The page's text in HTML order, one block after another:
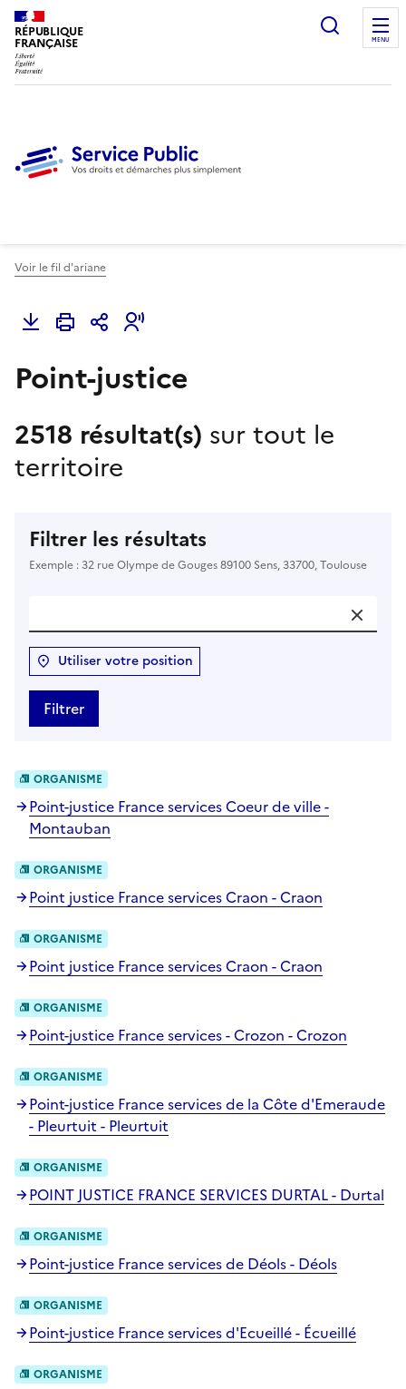
RÉPUBLIQUE
FRANÇAISE
Ouvrir
MENU
Voir le fil d'ariane
Point-justice
2518 résultat(s) sur tout le
territoire
Filtrer les résultats
Exemple : 32 rue Olympe de Gouges 89100 Sens, 33700, Toulouse
Utiliser votre position
Filtrer
ORGANISME
Point-justice France services Coeur de ville -
Montauban
ORGANISME
Point justice France services Craon - Craon
ORGANISME
Point justice France services Craon - Craon
ORGANISME
Point-justice France services - Crozon - Crozon
ORGANISME
Point-justice France services de la Côte d'Emeraude
- Pleurtuit - Pleurtuit
ORGANISME
POINT JUSTICE FRANCE SERVICES DURTAL - Durtal
ORGANISME
Point-justice France services de Déols - Déols
ORGANISME
Point-justice France services d'Ecueillé - Écueillé
ORGANISME